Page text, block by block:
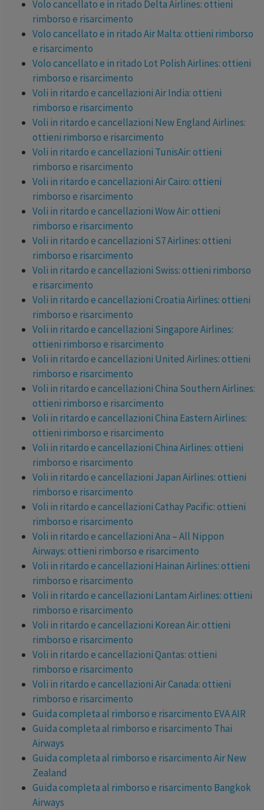
Volo cancellato e in ritado Delta Airlines: ottieni
rimborso e risarcimento
Volo cancellato e in ritado Air Malta: ottieni rimborso
e risarcimento
Volo cancellato e in ritado Lot Polish Airlines: ottieni
rimborso e risarcimento
Voli in ritardo e cancellazioni Air India: ottieni
rimborso e risarcimento
Voli in ritardo e cancellazioni New England Airlines:
ottieni rimborso e risarcimento
Voli in ritardo e cancellazioni TunisAir: ottieni
rimborso e risarcimento
Voli in ritardo e cancellazioni Air Cairo: ottieni
rimborso e risarcimento
Voli in ritardo e cancellazioni Wow Air: ottieni
rimborso e risarcimento
Voli in ritardo e cancellazioni S7 Airlines: ottieni
rimborso e risarcimento
Voli in ritardo e cancellazioni Swiss: ottieni rimborso
e risarcimento
Voli in ritardo e cancellazioni Croatia Airlines: ottieni
rimborso e risarcimento
Voli in ritardo e cancellazioni Singapore Airlines:
ottieni rimborso e risarcimento
Voli in ritardo e cancellazioni United Airlines: ottieni
rimborso e risarcimento
Voli in ritardo e cancellazioni China Southern Airlines:
ottieni rimborso e risarcimento
Voli in ritardo e cancellazioni China Eastern Airlines:
ottieni rimborso e risarcimento
Voli in ritardo e cancellazioni China Airlines: ottieni
rimborso e risarcimento
Voli in ritardo e cancellazioni Japan Airlines: ottieni
rimborso e risarcimento
Voli in ritardo e cancellazioni Cathay Pacific: ottieni
rimborso e risarcimento
Voli in ritardo e cancellazioni Ana – All Nippon
Airways: ottieni rimborso e risarcimento
Voli in ritardo e cancellazioni Hainan Airlines: ottieni
rimborso e risarcimento
Voli in ritardo e cancellazioni Lantam Airlines: ottieni
rimborso e risarcimento
Voli in ritardo e cancellazioni Korean Air: ottieni
rimborso e risarcimento
Voli in ritardo e cancellazioni Qantas: ottieni
rimborso e risarcimento
Voli in ritardo e cancellazioni Air Canada: ottieni
rimborso e risarcimento
Guida completa al rimborso e risarcimento EVA AIR
Guida completa al rimborso e risarcimento Thai
Airways
Guida completa al rimborso e risarcimento Air New
Zealand
Guida completa al rimborso e risarcimento Bangkok
Airways